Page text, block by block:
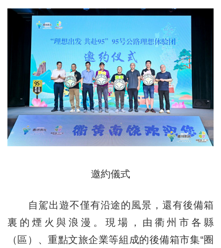
邀約儀式
自駕出遊不僅有沿途的風景，還有後備箱
裏的煙火與浪漫。現場，由衢州市各縣
（區）、重點文旅企業等組成的後備箱市集“圈